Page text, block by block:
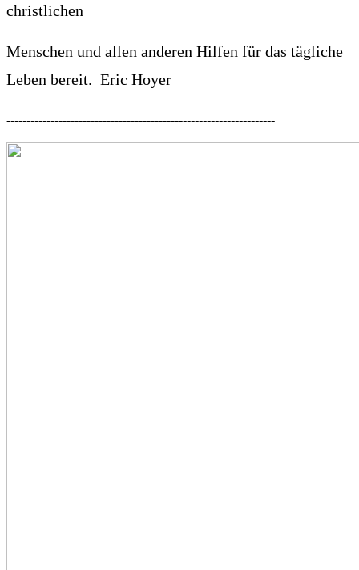
christlichen
Menschen und allen anderen Hilfen für das tägliche
Leben bereit. Eric Hoyer
-------------------------------------------------------------------